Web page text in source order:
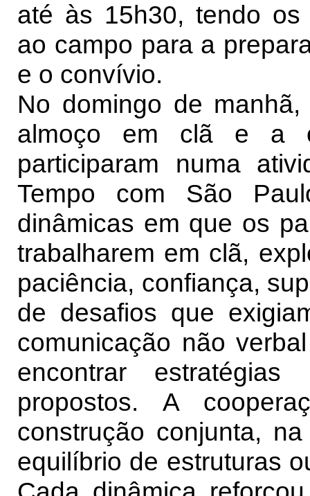
até às 15h30, tendo os
ao campo para a
e o convívio.
No domingo de
almoço em clã e a
participaram numa
Tempo com São
dinâmicas em que os
trabalharem em clã,
paciência, confiança,
de desafios que
comunicação não
encontrar
propostos. A
construção conjunta,
equilíbrio de estruturas